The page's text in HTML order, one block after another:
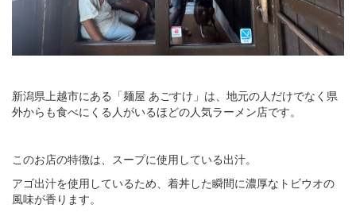
新潟県上越市にある「麺屋 あごすけ」は、地元の人だけでなく県
外からも食べにくる人がいるほどの人気ラーメン店です。
このお店の特徴は、スープに使用している出汁。
アゴ出汁を使用しているため、着丼した瞬間に濃厚なトビウオの
風味が香ります。